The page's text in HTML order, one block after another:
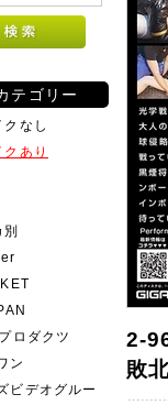
テゴリー
クなし
クあり
別
ロダクツ
ン
ビデオグルー
2-
敗